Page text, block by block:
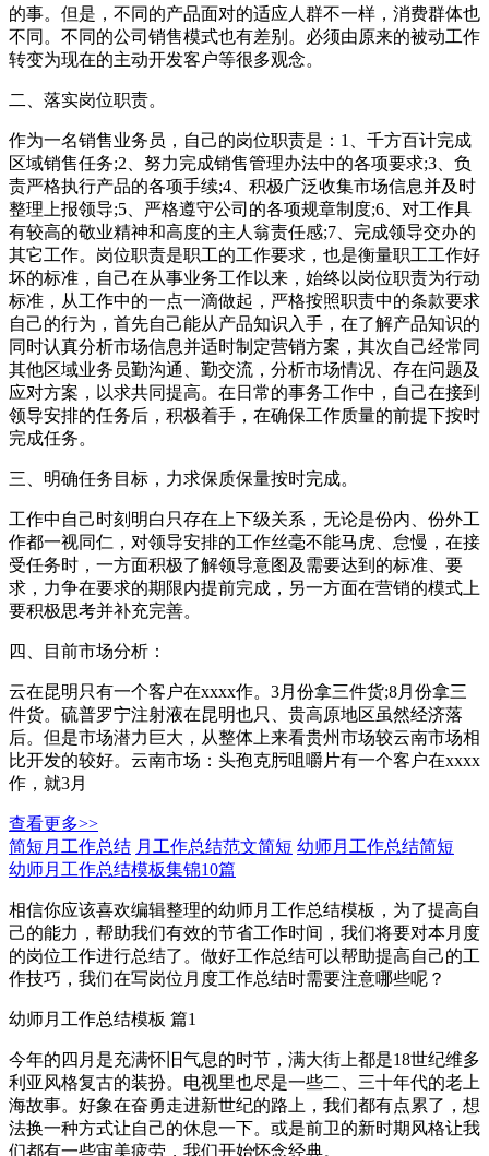
的事。但是，不同的产品面对的适应人群不一样，消费群体也
不同。不同的公司销售模式也有差别。必须由原来的被动工作
转变为现在的主动开发客户等很多观念。
二、落实岗位职责。
作为一名销售业务员，自己的岗位职责是：1、千方百计完成
区域销售任务;2、努力完成销售管理办法中的各项要求;3、负
责严格执行产品的各项手续;4、积极广泛收集市场信息并及时
整理上报领导;5、严格遵守公司的各项规章制度;6、对工作具
有较高的敬业精神和高度的主人翁责任感;7、完成领导交办的
其它工作。岗位职责是职工的工作要求，也是衡量职工工作好
坏的标准，自己在从事业务工作以来，始终以岗位职责为行动
标准，从工作中的一点一滴做起，严格按照职责中的条款要求
自己的行为，首先自己能从产品知识入手，在了解产品知识的
同时认真分析市场信息并适时制定营销方案，其次自己经常同
其他区域业务员勤沟通、勤交流，分析市场情况、存在问题及
应对方案，以求共同提高。在日常的事务工作中，自己在接到
领导安排的任务后，积极着手，在确保工作质量的前提下按时
完成任务。
三、明确任务目标，力求保质保量按时完成。
工作中自己时刻明白只存在上下级关系，无论是份内、份外工
作都一视同仁，对领导安排的工作丝毫不能马虎、怠慢，在接
受任务时，一方面积极了解领导意图及需要达到的标准、要
求，力争在要求的期限内提前完成，另一方面在营销的模式上
要积极思考并补充完善。
四、目前市场分析：
云在昆明只有一个客户在xxxx作。3月份拿三件货;8月份拿三
件货。硫普罗宁注射液在昆明也只、贵高原地区虽然经济落
后。但是市场潜力巨大，从整体上来看贵州市场较云南市场相
比开发的较好。云南市场：头孢克肟咀嚼片有一个客户在xxxx
作，就3月
查看更多>>
简短月工作总结 月工作总结范文简短 幼师月工作总结简短
幼师月工作总结模板集锦10篇
相信你应该喜欢编辑整理的幼师月工作总结模板，为了提高自
己的能力，帮助我们有效的节省工作时间，我们将要对本月度
的岗位工作进行总结了。做好工作总结可以帮助提高自己的工
作技巧，我们在写岗位月度工作总结时需要注意哪些呢？
幼师月工作总结模板 篇1
今年的四月是充满怀旧气息的时节，满大街上都是18世纪维多
利亚风格复古的装扮。电视里也尽是一些二、三十年代的老上
海故事。好象在奋勇走进新世纪的路上，我们都有点累了，想
法换一种方式让自己的休息一下。或是前卫的新时期风格让我
们都有一些审美疲劳，我们开始怀念经典。